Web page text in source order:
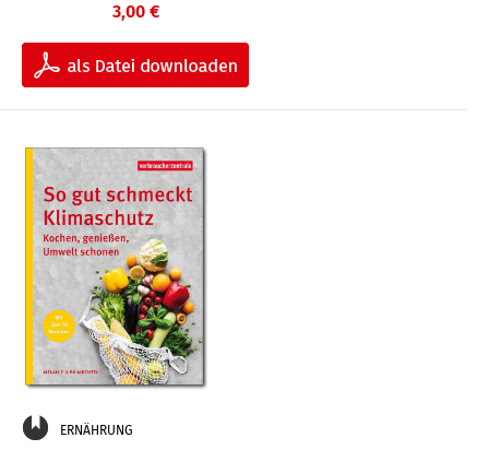
3,00 €
ERNÄHRUNG